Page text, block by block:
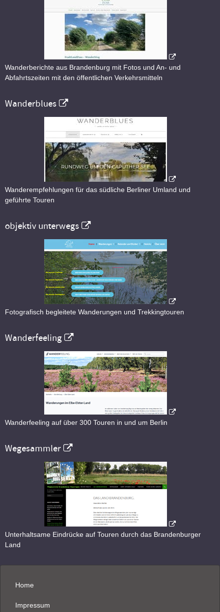
Wanderberichte aus Brandenburg mit Fotos und An- und
Abfahrtszeiten mit den öffentlichen Verkehrsmitteln
Wanderblues
Wanderempfehlungen für das südliche Berliner Umland und
geführte Touren
objektiv unterwegs
Fotografisch begleitete Wanderungen und Trekkingtouren
Wanderfeeling
Wanderfeeling auf über 300 Touren in und um Berlin
Wegesammler
Unterhaltsame Eindrücke auf Touren durch das Brandenburger
Land
Home
Impressum